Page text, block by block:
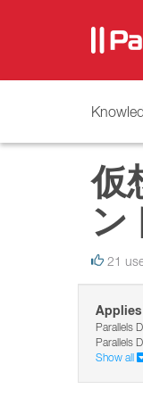
仮
ン
21
Parallels
Parallels
Show all